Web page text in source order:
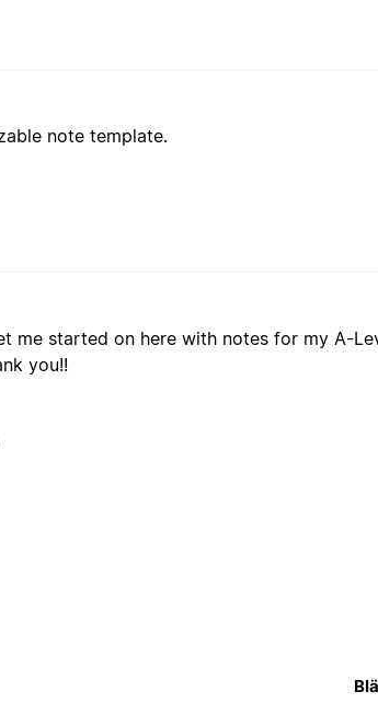
note template.
me started on here with notes for my A-
you!!